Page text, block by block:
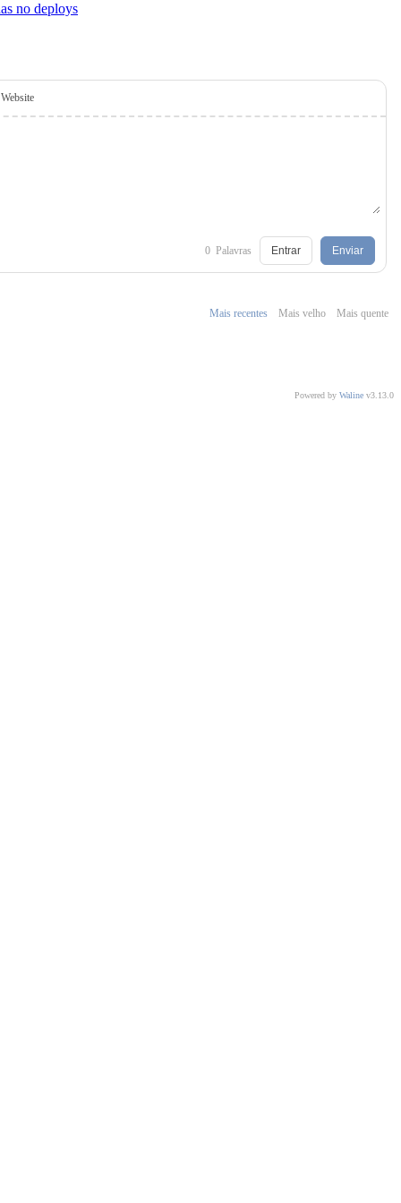
no deploys
Website
0 Palavras Entrar Enviar
Mais recentes Mais velho Mais quente
Powered by Waline v3.13.0